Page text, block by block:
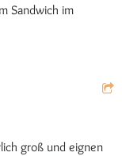
Sandwich im
groß und eignen